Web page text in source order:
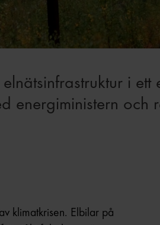
i
energiministern och
klimatkrisen. Elbilar på